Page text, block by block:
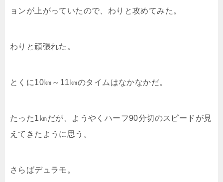
ョンが上がっていたので、わりと攻めてみた。
わりと頑張れた。
とくに10㎞～11㎞のタイムはなかなかだ。
たった1㎞だが、ようやくハーフ90分切のスピードが見
えてきたように思う。
さらばデュラモ。